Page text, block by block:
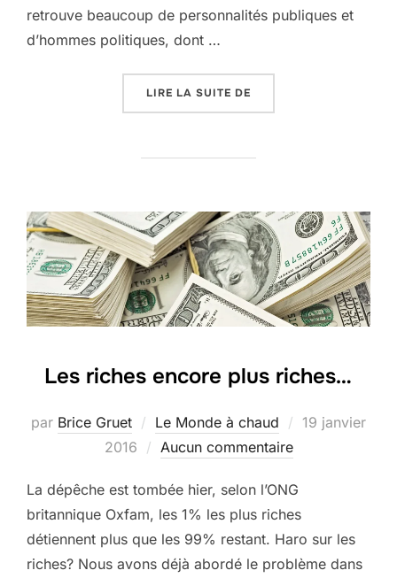
retrouve beaucoup de personnalités publiques et
d’hommes politiques, dont …
LIRE LA SUITE DE
Les riches encore plus riches…
par Brice Gruet Le Monde à chaud
Publié
19 janvier
2016
Aucun commentaire
La dépêche est tombée hier, selon l’ONG
britannique Oxfam, les 1% les plus riches
détiennent plus que les 99% restant. Haro sur les
riches? Nous avons déjà abordé le problème dans